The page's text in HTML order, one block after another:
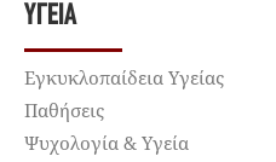
ΥΓΕΊΑ
Εγκυκλοπαίδεια Υγείας
Παθήσεις
Ψυχολογία & Υγεία